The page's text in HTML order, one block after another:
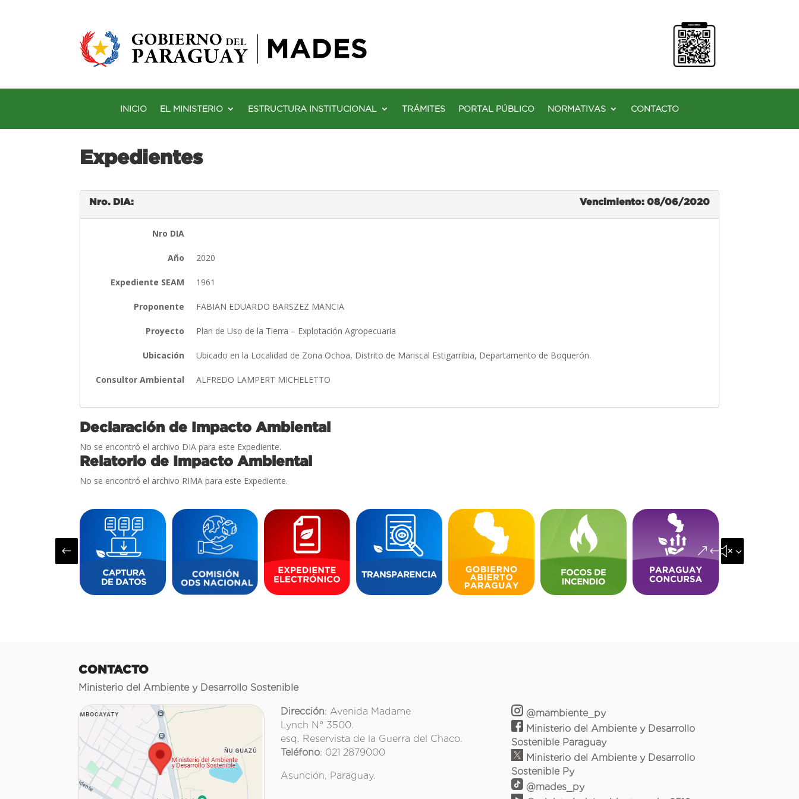
INICIO EL MINISTERIO ESTRUCTURA INSTITUCIONAL TRÁMITES PORTAL PÚBLICO NORMATIVAS CONTACTO
Expedientes
Nro. DIA: Vencimiento: 08/06/2020
Nro DIA
Año 2020
Expediente SEAM 1961
Proponente FABIAN EDUARDO BARSZEZ MANCIA
Proyecto Plan de Uso de la Tierra – Explotación Agropecuaria
Ubicación Ubicado en la Localidad de Zona Ochoa, Distrito de Mariscal Estigarribia, Departamento de Boquerón.
Consultor Ambiental ALFREDO LAMPERT MICHELETTO
Declaración de Impacto Ambiental
No se encontró el archivo DIA para este Expediente.
Relatorio de Impacto Ambiental
No se encontró el archivo RIMA para este Expediente.
# &#x35;
CONTACTO
Ministerio del Ambiente y Desarrollo Sostenible
Dirección: Avenida Madame
Lynch N° 3500.
esq. Reservista de la Guerra del Chaco.
Teléfono: 021 2879000
Asunción, Paraguay.
@mambiente_py
Ministerio del Ambiente y Desarrollo
Sostenible Paraguay
Ministerio del Ambiente y Desarrollo
Sostenible Py
@mades_py